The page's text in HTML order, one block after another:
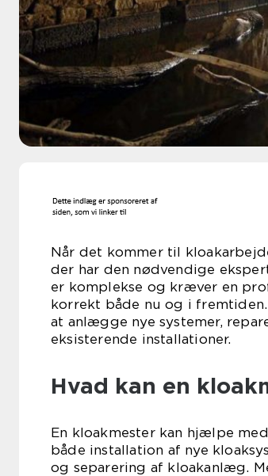
Når det kommer til
der har den nødvendige
er komplekse og kræver en
korrekt både nu og i
at anlægge nye systemer,
eksisterende installationer.
Hvad kan en
En kloakmester kan hjælpe
både installation af nye
og separering af kloakanlæg.